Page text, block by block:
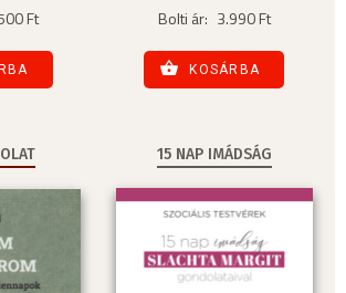
Ft
Bolti ár: 3.990 Ft
KOSÁRBA
15 NAP IMÁDSÁG